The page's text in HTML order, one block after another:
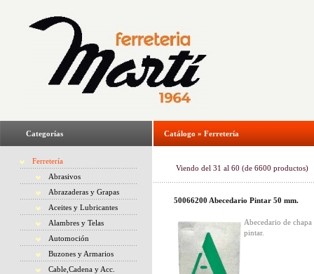
Categorías
Ferretería
Abrasivos
Abrazaderas y Grapas
Aceites y Lubricantes
Alambres y Telas
Automoción
Buzones y Armarios
Cable,Cadena y Acc.
Catálogo » Ferretería
Viendo del 31 al 60 (de 6600 productos)
50066200 Abecedario Pintar 50 mm.
Abecedario de chapa
pintar.